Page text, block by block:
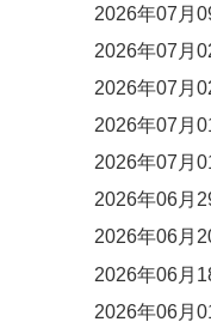
2026年07月
2026年07月
2026年07月
2026年07月
2026年07月
2026年06月
2026年06月
2026年06月
2026年06月